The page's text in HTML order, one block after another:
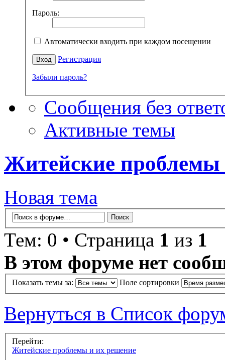
Пароль:
Автоматически входить при каждом посещении
Регистрация
Забыли пароль?
Сообщения без
Активные темы
Житейские проблемы
Новая тема
Тем: 0 • Страница 1 из 1
В этом форуме нет
Показать темы за: Поле сортировки
Вернуться в Список
Перейти:
Житейские проблемы и их решение